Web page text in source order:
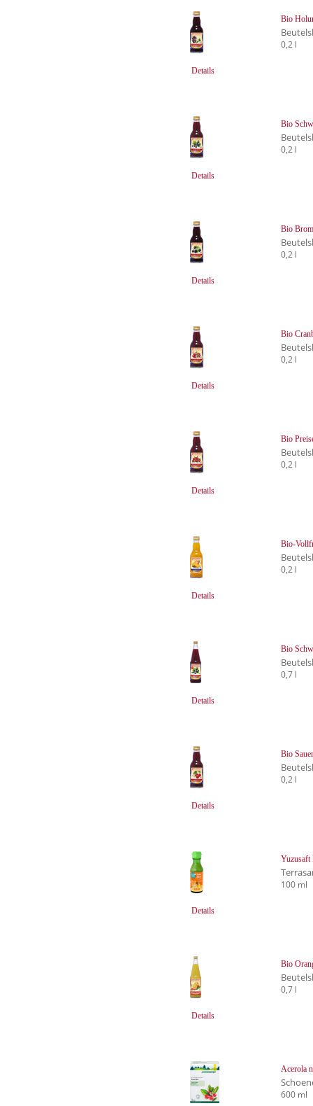
Details
Bio
0,2 l
Details
Bio
0,2 l
Details
Bio
0,2 l
Details
Bio
0,2 l
Details
Bio
0,2 l
Details
Bio-
0,2 l
Details
Bio
0,7 l
Details
Bio
0,2 l
Details
Yuzusaft
100 ml
Details
Bio
0,7 l
Acerola
600 ml